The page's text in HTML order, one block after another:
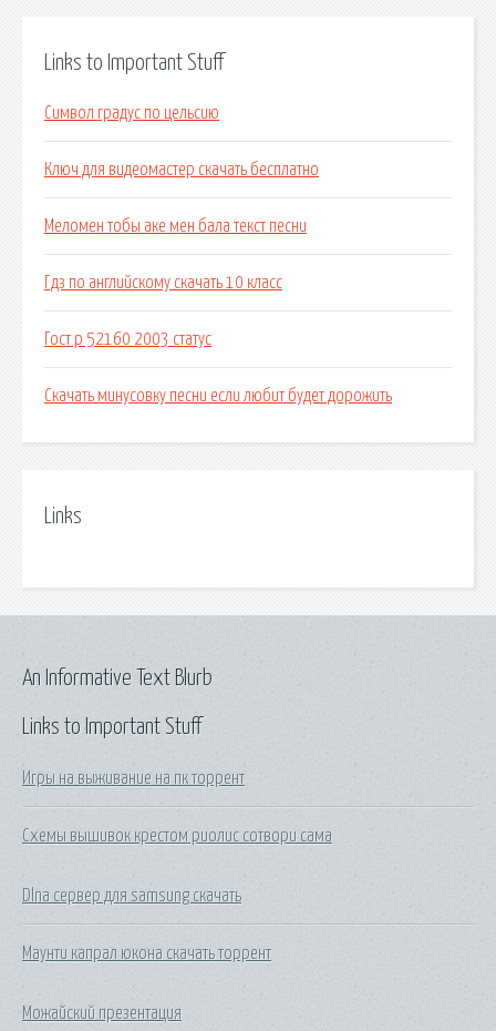
Links to Important Stuff
Символ градус по цельсию
Ключ для видеомастер скачать бесплатно
Меломен тобы аке мен бала текст песни
Гдз по английскому скачать 10 класс
Гост р 52160 2003 статус
Скачать минусовку песни если любит будет дорожить
Links
Links to Important Stuff
Игры на выживание на пк торрент
Схемы вышивок крестом риолис сотвори сама
Dlna сервер для samsung скачать
Маунти капрал юкона скачать торрент
Можайский презентация
An Informative Text Blurb